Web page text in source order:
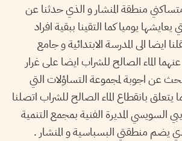
منطقة المنشار و الذي حدثنا عن
يوميا كما التقينا ببقية افراد
ايضا الى المدرسة الابتدائية و جامع
الماء الصالح للشراب ايضا على غرار
عن اجوبة لمجموعة التساؤلات التي
يتعلق بانقطاع الماء الصالح للشراب اتصلنا
السويسي المديرة الفنية بمجمع التنمية
يضم منطقتي البسباسية و المنشار .